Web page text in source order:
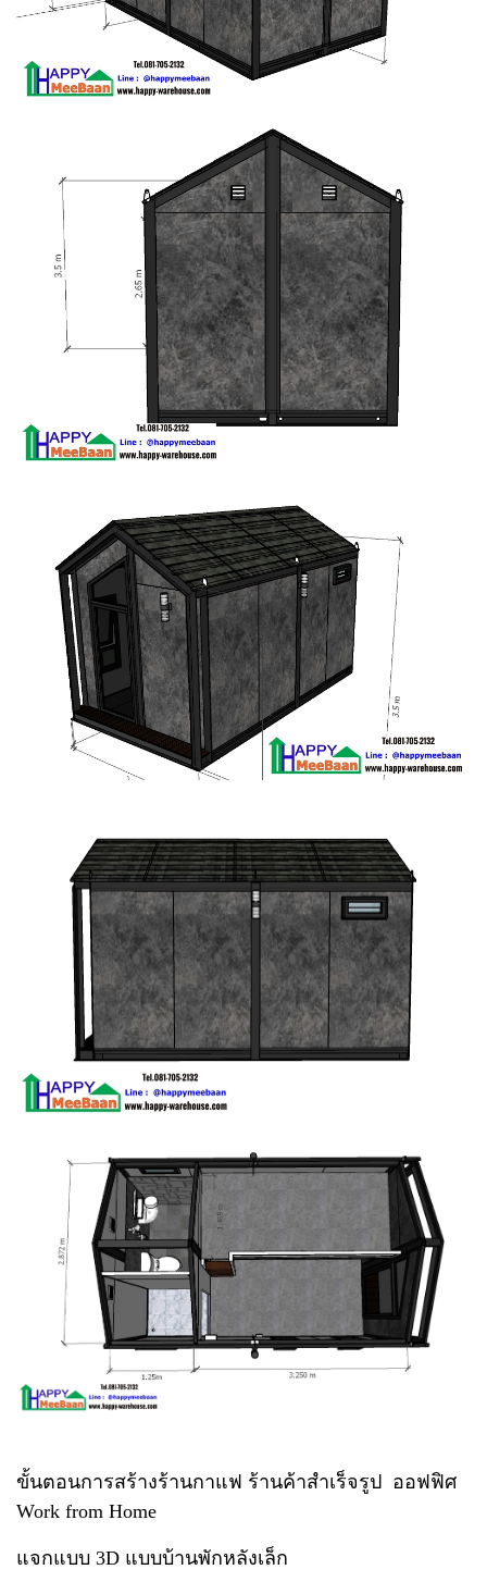
ขั้นตอนการสร้างร้านกาแฟ ร้านค้าสำเร็จรูป ออฟฟิศ
Work from Home
แจกแบบ 3D แบบบ้านพักหลังเล็ก